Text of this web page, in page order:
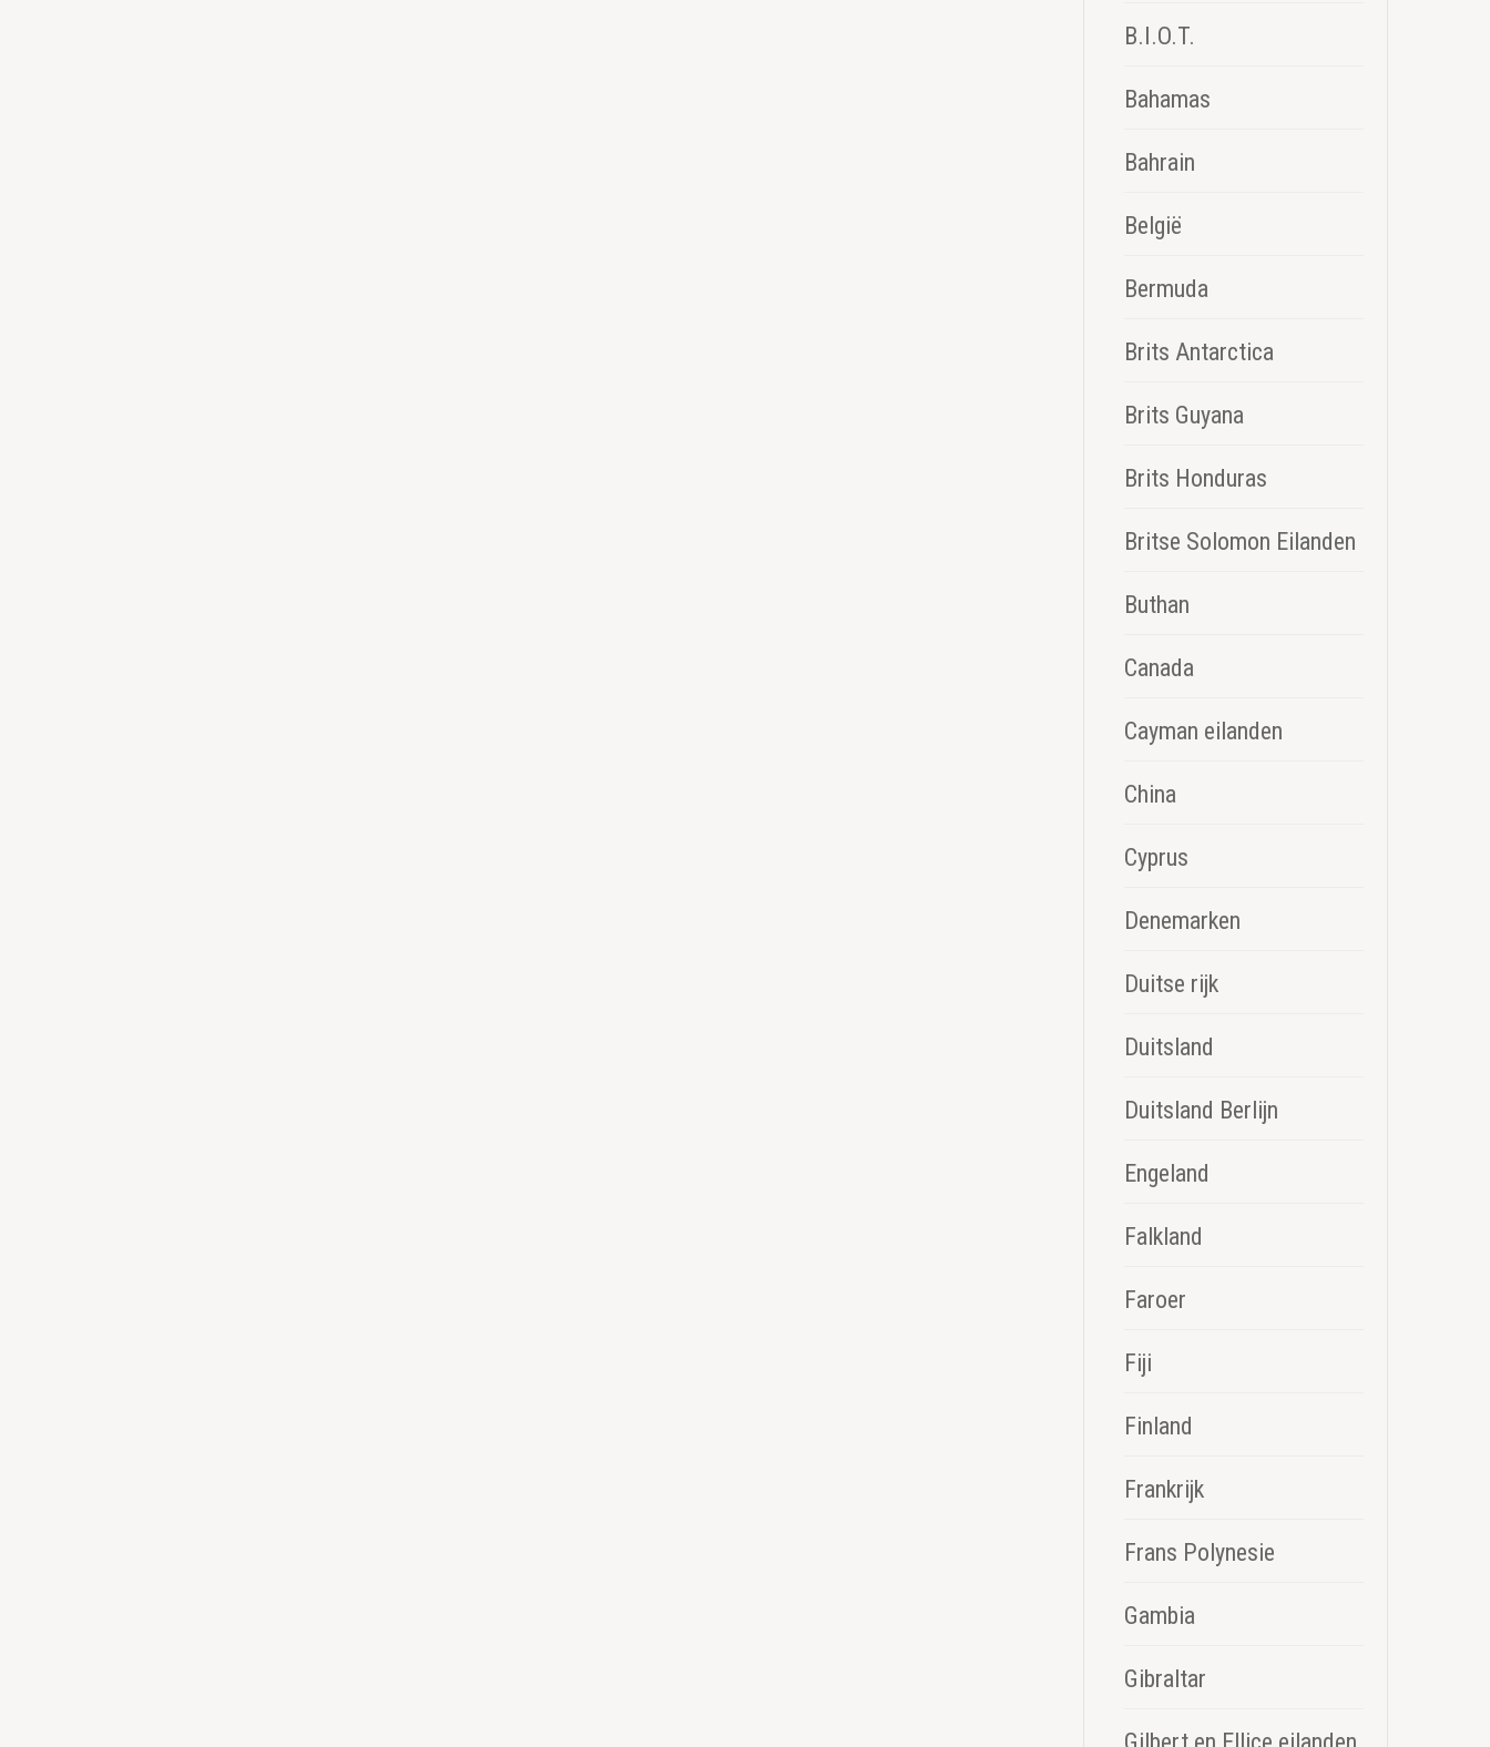
B.I.O.T.
Bahamas
Bahrain
België
Bermuda
Brits Antarctica
Brits Guyana
Brits Honduras
Britse Solomon Eilanden
Buthan
Canada
Cayman eilanden
China
Cyprus
Denemarken
Duitse rijk
Duitsland
Duitsland Berlijn
Engeland
Falkland
Faroer
Fiji
Finland
Frankrijk
Frans Polynesie
Gambia
Gibraltar